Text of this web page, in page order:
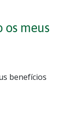
os meus
benefícios